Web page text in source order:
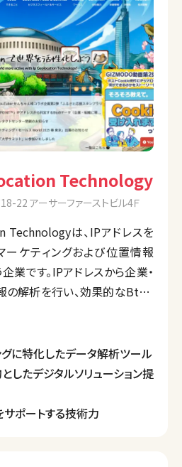
Technology
22 アーサーファーストビル4Ｆ
は、IPアドレスを
ーケティングおよび位置情報
業です。IPアドレスから企業・
解析を行い、効果的なBtoB
も貢献しています。地域活性
ー事業など、社会貢献活動も
に特化したデータ解析ツール
したデジタルソリューション提
サポートする技術力